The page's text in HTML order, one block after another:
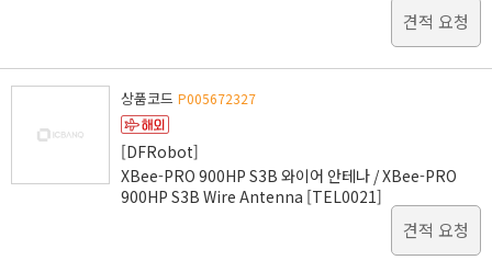
견적 요청
상품코드 P005672327
[DFRobot]
XBee-PRO 900HP S3B 와이어 안테나 / XBee-PRO
900HP S3B Wire Antenna [TEL0021]
견적 요청